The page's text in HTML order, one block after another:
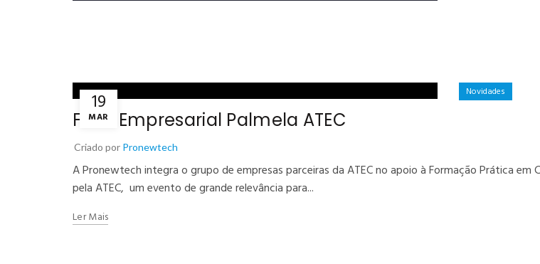
19
MAR
Novidades
Feira Empresarial Palmela ATEC
Criado por Pronewtech
A Pronewtech integra o grupo de empresas parceiras da ATEC no apoio à Formação Prática
pela ATEC, um evento de grande relevância para...
Ler Mais